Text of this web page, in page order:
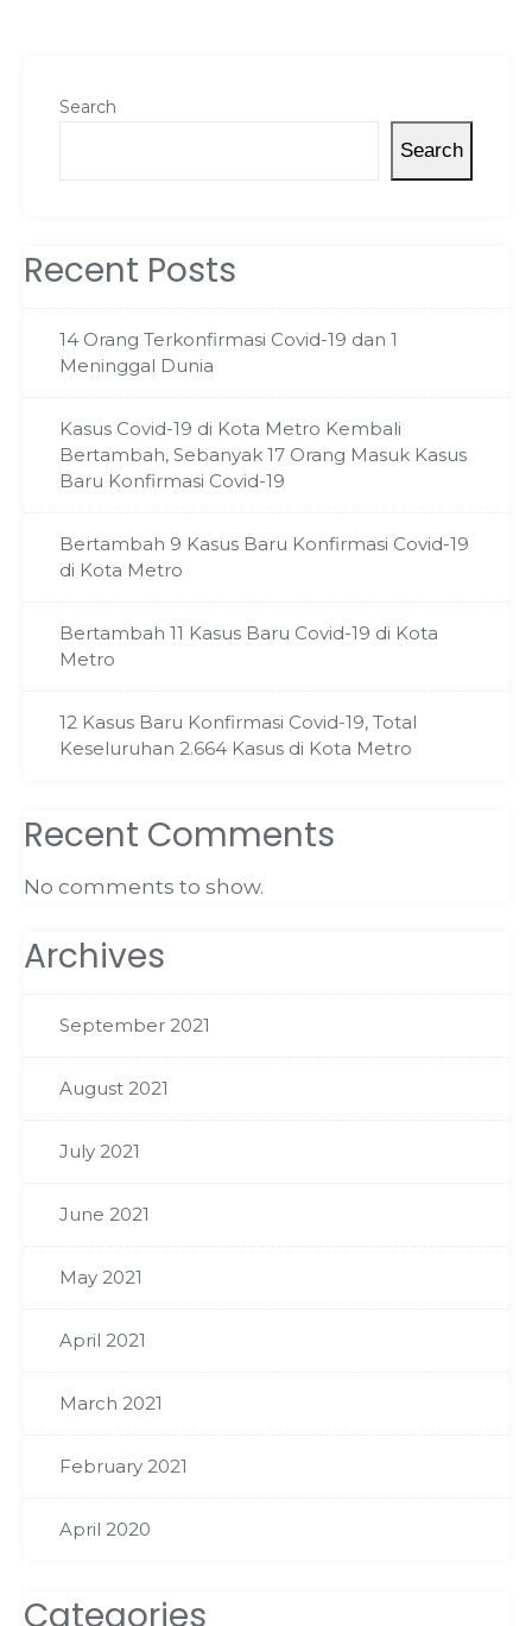
Search
Search
Recent Posts
14 Orang Terkonfirmasi Covid-19 dan 1
Meninggal Dunia
Kasus Covid-19 di Kota Metro Kembali
Bertambah, Sebanyak 17 Orang Masuk Kasus
Baru Konfirmasi Covid-19
Bertambah 9 Kasus Baru Konfirmasi Covid-19
di Kota Metro
Bertambah 11 Kasus Baru Covid-19 di Kota
Metro
12 Kasus Baru Konfirmasi Covid-19, Total
Keseluruhan 2.664 Kasus di Kota Metro
Recent Comments
No comments to show.
Archives
September 2021
August 2021
July 2021
June 2021
May 2021
April 2021
March 2021
February 2021
April 2020
Categories